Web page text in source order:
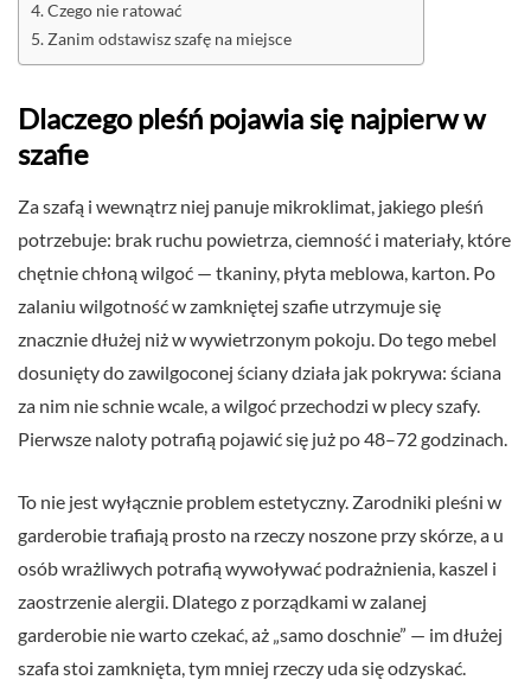
Czego nie ratować
Zanim odstawisz szafę na miejsce
Dlaczego pleśń pojawia się najpierw w
szafie
Za szafą i wewnątrz niej panuje mikroklimat, jakiego pleśń
potrzebuje: brak ruchu powietrza, ciemność i materiały, które
chętnie chłoną wilgoć — tkaniny, płyta meblowa, karton. Po
zalaniu wilgotność w zamkniętej szafie utrzymuje się
znacznie dłużej niż w wywietrzonym pokoju. Do tego mebel
dosunięty do zawilgoconej ściany działa jak pokrywa: ściana
za nim nie schnie wcale, a wilgoć przechodzi w plecy szafy.
Pierwsze naloty potrafią pojawić się już po 48–72 godzinach.
To nie jest wyłącznie problem estetyczny. Zarodniki pleśni w
garderobie trafiają prosto na rzeczy noszone przy skórze, a u
osób wrażliwych potrafią wywoływać podrażnienia, kaszel i
zaostrzenie alergii. Dlatego z porządkami w zalanej
garderobie nie warto czekać, aż „samo doschnie” — im dłużej
szafa stoi zamknięta, tym mniej rzeczy uda się odzyskać.